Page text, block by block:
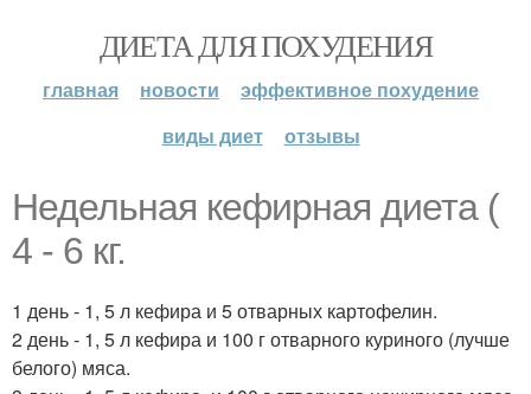
ДИЕТА ДЛЯ ПОХУДЕНИЯ
главная новости
эффективное похудение
виды диет
отзывы
Недельная кефирная диета (
4 - 6 кг.
1 день - 1, 5 л кефира и 5 отварных картофелин.
2 день - 1, 5 л кефира и 100 г отварного куриного (лучше
белого) мяса.